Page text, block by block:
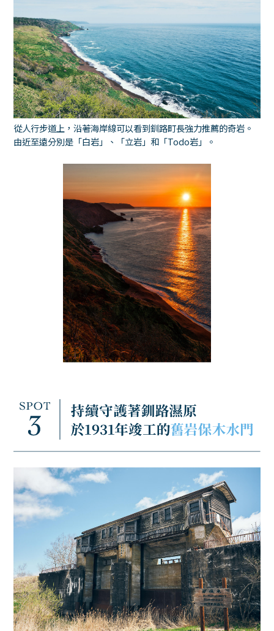
從人行步道上，沿著海岸線可以看到釧路町長強力推薦的奇岩。
由近至遠分別是「白岩」、「立岩」和「Todo岩」。